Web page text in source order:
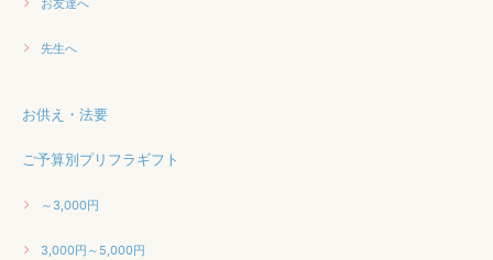
お友達へ
先生へ
お供え・法要
ご予算別プリフラギフト
～3,000円
3,000円～5,000円